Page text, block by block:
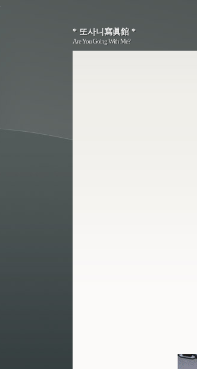
* 또사니寫眞館 *
Are You Going With Me?
* 또사니寫眞館 *
Are You Going With Me?